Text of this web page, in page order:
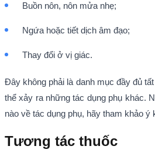
Buồn nôn, nôn mửa nhẹ;
Ngứa hoặc tiết dịch âm đạo;
Thay đổi ở vị giác.
Đây không phải là danh mục đầy đủ
thể xảy ra những tác dụng phụ khác.
nào về tác dụng phụ, hãy tham khảo
Tương tác thuốc